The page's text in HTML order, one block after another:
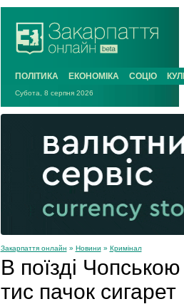
ПОЛІТИКА ЕКОНОМІКА СОЦІО
Субота, 8 серпня 2026
Закарпаття онлайн » Новини » Кримінал
В поїзді
тис пачок сигарет